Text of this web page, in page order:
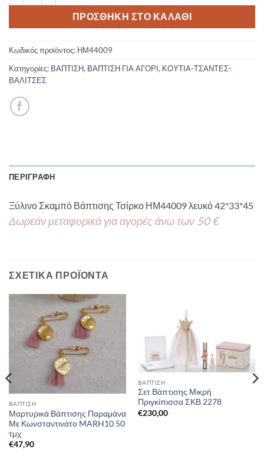
ΠΡΟΣΘΉΚΗ ΣΤΟ ΚΑΛΆΘΙ
Κωδικός προϊόντος: ΗΜ44009
Κατηγορίες: ΒΑΠΤΙΣΗ, ΒΑΠΤΙΣΗ ΓΙΑ ΑΓΟΡΙ, ΚΟΥΤΙΑ-ΤΣΑΝΤΕΣ-
ΒΑΛΙΤΣΕΣ
ΠΕΡΙΓΡΑΦΉ
Ξύλινο Σκαμπό Βάπτισης Τσίρκο ΗΜ44009 λευκό 42*33*45
Δωρεάν μεταφορικά για αγορές άνω των 50 €
ΣΧΕΤΙΚΆ ΠΡΟΪΌΝΤΑ
ΒΑΠΤΙΣΗ
Μαρτυρικά Βάπτισης Παραμάνα
Με Κωνσταντινάτο MARH10 50
τμχ
€47,90
ΒΑΠΤΙΣΗ
Σετ Βάπτισης Μικρή
Πριγκίπισσα ΣΚΒ 2278
€230,00